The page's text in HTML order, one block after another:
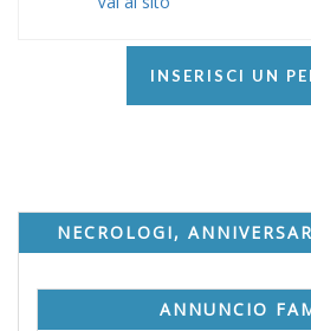
INSERISCI UN
NECROLOGI,
ANNUNCIO